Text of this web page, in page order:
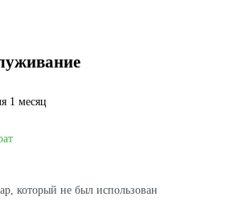
1 месяц
который не был использован